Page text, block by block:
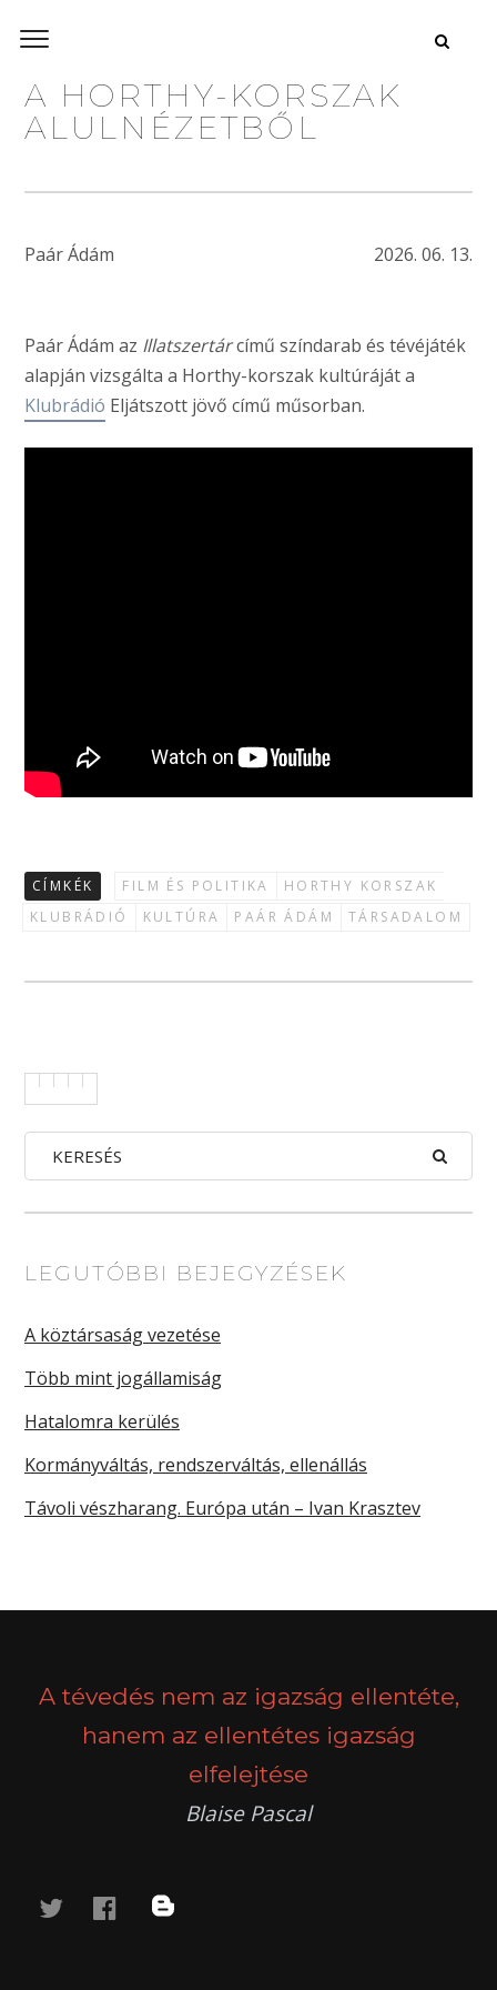
A HORTHY-KORSZAK
ALULNÉZETBŐL
Paár Ádám 2026. 06. 13.
Paár Ádám az Illatszertárcímű színdarab és tévéjáték
alapján vizsgálta a Horthy-korszak kultúráját a
Klubrádió Eljátszott jövő című műsorban.
CÍMKÉK FILM ÉS POLITIKA
HORTHY KORSZAK
KLUBRÁDIÓ
KULTÚRA PAÁR ÁDÁM TÁRSADALOM
LEGUTÓBBI BEJEGYZÉSEK
A köztársaság vezetése
Több mint jogállamiság
Hatalomra kerülés
Kormányváltás, rendszerváltás, ellenállás
Távoli vészharang. Európa után – Ivan Krasztev
A tévedés nem az igazság ellentéte,
hanem az ellentétes igazság
elfelejtése
Blaise Pascal
twitterfacebook
blog